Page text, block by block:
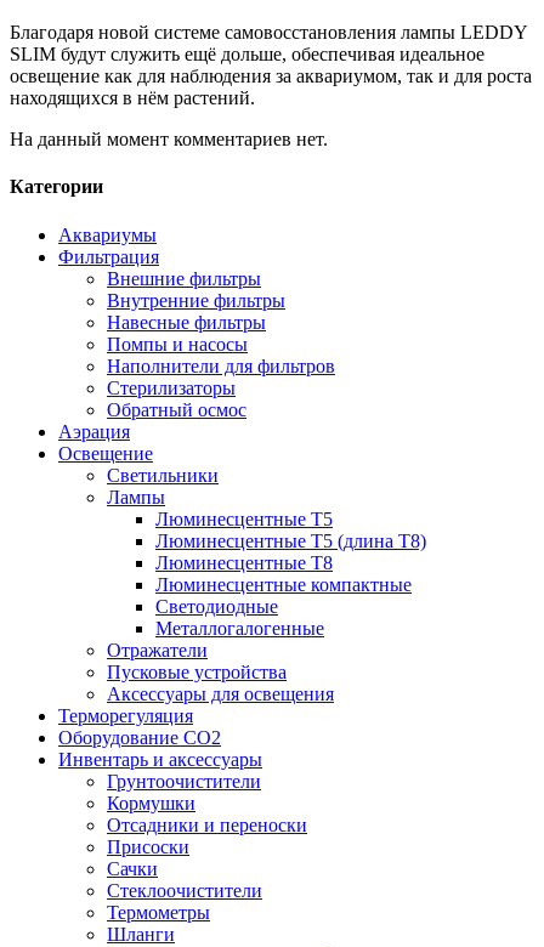
Благодаря новой системе самовосстановления лампы LEDDY
SLIM будут служить ещё дольше, обеспечивая идеальное
освещение как для наблюдения за аквариумом, так и для роста
находящихся в нём растений.
На данный момент комментариев нет.
Категории
Аквариумы
Фильтрация
Внешние фильтры
Внутренние фильтры
Навесные фильтры
Помпы и насосы
Наполнители для фильтров
Стерилизаторы
Обратный осмос
Аэрация
Освещение
Светильники
Лампы
Люминесцентные T5
Люминесцентные T5 (длина T8)
Люминесцентные T8
Люминесцентные компактные
Светодиодные
Металлогалогенные
Отражатели
Пусковые устройства
Аксессуары для освещения
Терморегуляция
Оборудование CO2
Инвентарь и аксессуары
Грунтоочистители
Кормушки
Отсадники и переноски
Присоски
Сачки
Стеклоочистители
Термометры
Шланги